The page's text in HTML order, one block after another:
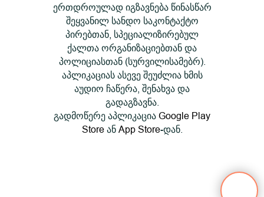
ერთდროულად იგზავნება წინასწარ
შეყვანილ სანდო საკონტაქტო
პირებთან, სპეციალიზირებულ
ქალთა ორგანიზაციებთან და
პოლიციასთან (სურვილისამებრ).
აპლიკაციას ასევე შეუძლია ხმის
აუდიო ჩაწერა, შენახვა და
გადაგზავნა.
გადმოწერე აპლიკაცია Google Play
Storeან App Store-დან.